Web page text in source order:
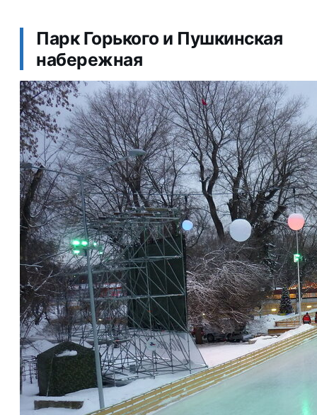
Парк Горького и Пушкинская
набережная